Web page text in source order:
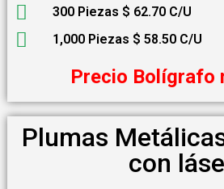
300 Piezas $ 62.70 C/U
1,000 Piezas $ 58.50 C/U
Precio Bolígrafo
Plumas
con